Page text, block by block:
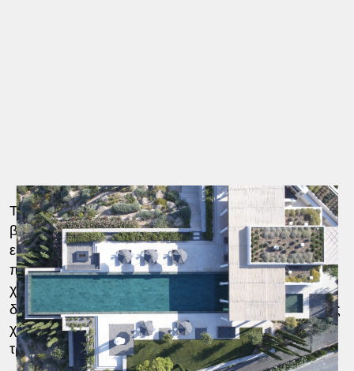
Το γαστρονομικό σκέλος της εμπειρίας έχει ιδιαίτερη
βαρύτητα. Οι σεφ εργάζονται σε πέντε πλήρως
εξοπλισμένες κουζίνες, ενώ οι χώροι εστίασης είναι
πολλαπλοί. Υπάρχει επίσημη τραπεζαρία, μεγάλοι
χώροι εσωτερικής και εξωτερικής φιλοξενίας, δύο
διαφορετικά σημεία barbecue και ένας εντυπωσιακός
χώρος γύρω από φωτιά, όπου ένα μεγάλο ξύλινο
τραπέζι φιλοξενεί έως 18 άτομα.